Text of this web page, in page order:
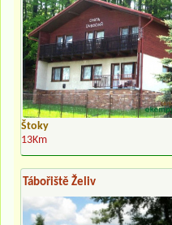
Štoky
13Km
Tábořiště Želiv